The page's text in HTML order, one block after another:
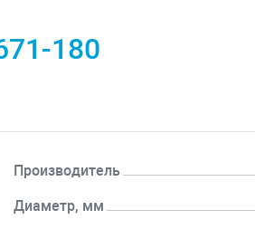
180
Производитель
Диаметр, мм